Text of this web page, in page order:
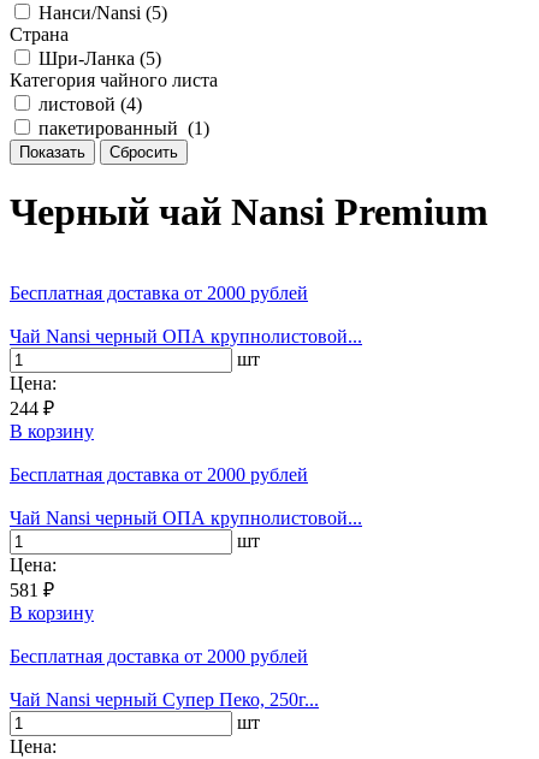
Нанси/Nansi (5)
Страна
Шри-Ланка (5)
Категория чайного листа
листовой (4)
пакетированный (1)
Черный чай Nansi Premium
Бесплатная доставка от 2000 рублей
Чай Nansi черный ОПА крупнолистовой...
шт
Цена:
244 ₽
В корзину
Бесплатная доставка от 2000 рублей
Чай Nansi черный ОПА крупнолистовой...
шт
Цена:
581 ₽
В корзину
Бесплатная доставка от 2000 рублей
Чай Nansi черный Супер Пеко, 250г...
шт
Цена: